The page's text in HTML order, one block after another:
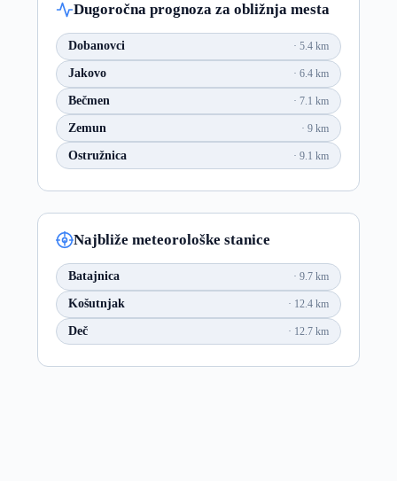
Dugoročna prognoza za obližnja mesta
Dobanovci 5.4 km
Jakovo 6.4 km
Bečmen 7.1 km
Zemun 9 km
Ostružnica 9.1 km
Najbliže meteorološke stanice
Batajnica 9.7 km
Košutnjak 12.4 km
Deč 12.7 km